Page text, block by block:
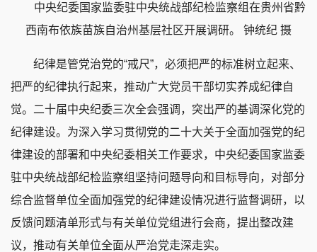
中央纪委国家监委驻中央统战部纪检监察组在贵州省黔
西南布依族苗族自治州基层社区开展调研。 钟统纪 摄
纪律是管党治党的“戒尺”，必须把严的标准树立起来、
把严的纪律执行起来，推动广大党员干部切实养成纪律自
觉。二十届中央纪委三次全会强调，突出严的基调深化党的
纪律建设。为深入学习贯彻党的二十大关于全面加强党的纪
律建设的部署和中央纪委相关工作要求，中央纪委国家监委
驻中央统战部纪检监察组坚持问题导向和目标导向，对部分
综合监督单位全面加强党的纪律建设情况进行监督调研，以
反馈问题清单形式与有关单位党组进行会商，提出整改建
议，推动有关单位全面从严治党走深走实。